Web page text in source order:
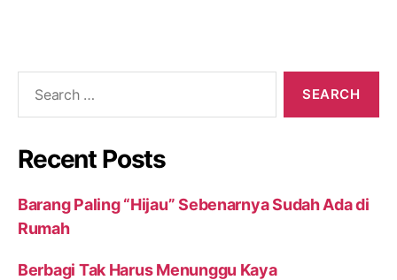
Recent Posts
Barang Paling “Hijau” Sebenarnya Sudah Ada di
Rumah
Berbagi Tak Harus Menunggu Kaya